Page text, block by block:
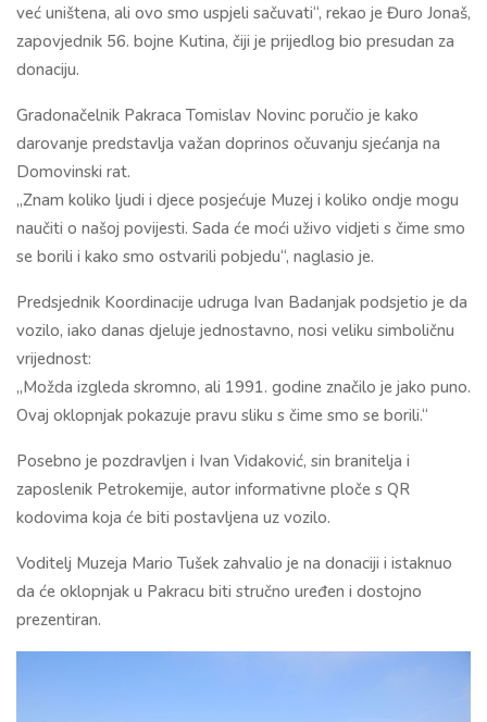
već uništena, ali ovo smo uspjeli sačuvati“, rekao je Đuro Jonaš,
zapovjednik 56. bojne Kutina, čiji je prijedlog bio presudan za
donaciju.
Gradonačelnik Pakraca Tomislav Novinc poručio je kako
darovanje predstavlja važan doprinos očuvanju sjećanja na
Domovinski rat.
„Znam koliko ljudi i djece posjećuje Muzej i koliko ondje mogu
naučiti o našoj povijesti. Sada će moći uživo vidjeti s čime smo
se borili i kako smo ostvarili pobjedu“, naglasio je.
Predsjednik Koordinacije udruga Ivan Badanjak podsjetio je da
vozilo, iako danas djeluje jednostavno, nosi veliku simboličnu
vrijednost:
„Možda izgleda skromno, ali 1991. godine značilo je jako puno.
Ovaj oklopnjak pokazuje pravu sliku s čime smo se borili.“
Posebno je pozdravljen i Ivan Vidaković, sin branitelja i
zaposlenik Petrokemije, autor informativne ploče s QR
kodovima koja će biti postavljena uz vozilo.
Voditelj Muzeja Mario Tušek zahvalio je na donaciji i istaknuo
da će oklopnjak u Pakracu biti stručno uređen i dostojno
prezentiran.